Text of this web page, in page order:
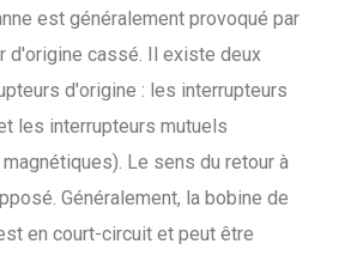
est généralement provoqué par
d'origine cassé. Il existe deux
d'origine : les interrupteurs
les interrupteurs mutuels
Le sens du retour à
Généralement, la bobine de
en court-circuit et peut être